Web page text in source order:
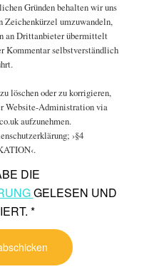
Gründen behalten wir uns
Zeichenkürzel umzuwandeln,
an Drittanbieter übermittelt
Kommentar selbstverständlich
löschen oder zu korrigieren,
Website-Administration via
aufzunehmen.
›§4
DIE
GELESEN UND
*